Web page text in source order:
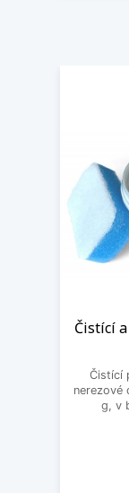
Čistící
Čistící
nerezové
g, v